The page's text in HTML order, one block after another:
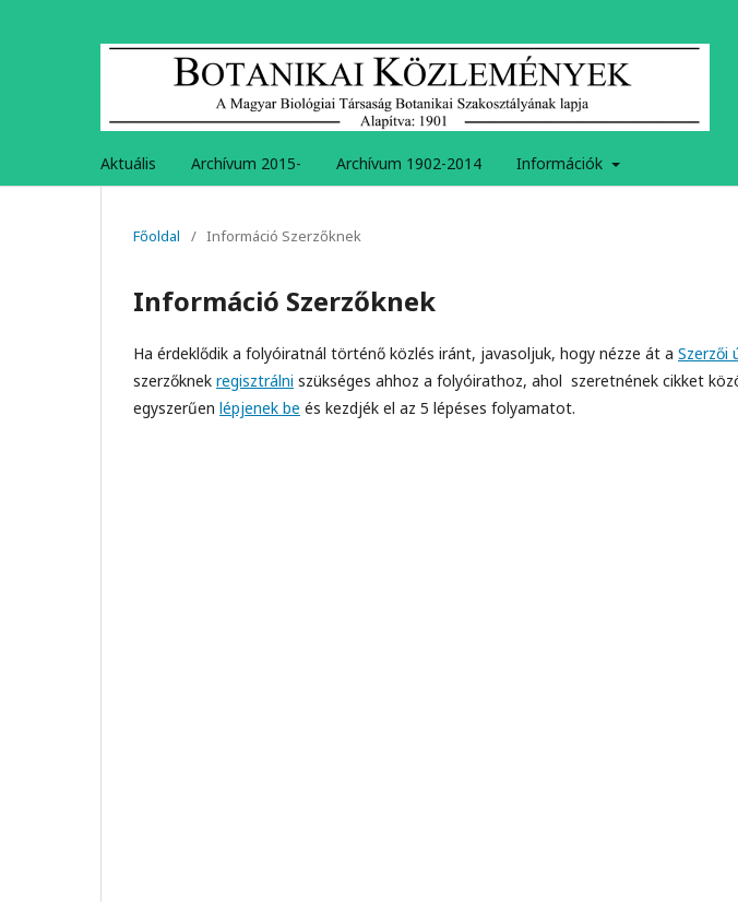
Aktuális Archívum 2015- Archívum 1902-2014 Információk
Főoldal / Információ Szerzőknek
Információ Szerzőknek
Ha érdeklődik a folyóiratnál történő közlés iránt, javasoljuk, hogy nézze át a
szerzőknek regisztrálni szükséges ahhoz a folyóirathoz, ahol szeretnének cikket
egyszerűen lépjenek be és kezdjék el az 5 lépéses folyamatot.